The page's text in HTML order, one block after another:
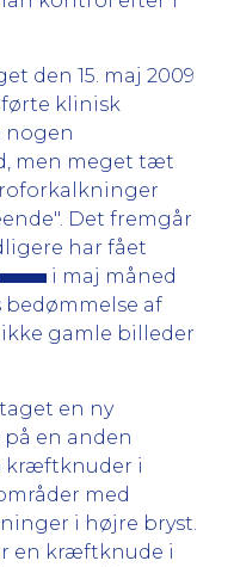
den 15. maj 2009
klinisk
nogen
men meget tæt
Det fremgår
har fået
i maj måned
bedømmelse af
gamle billeder
en ny
en anden
kræftknuder i
med
i højre bryst.
en kræftknude i